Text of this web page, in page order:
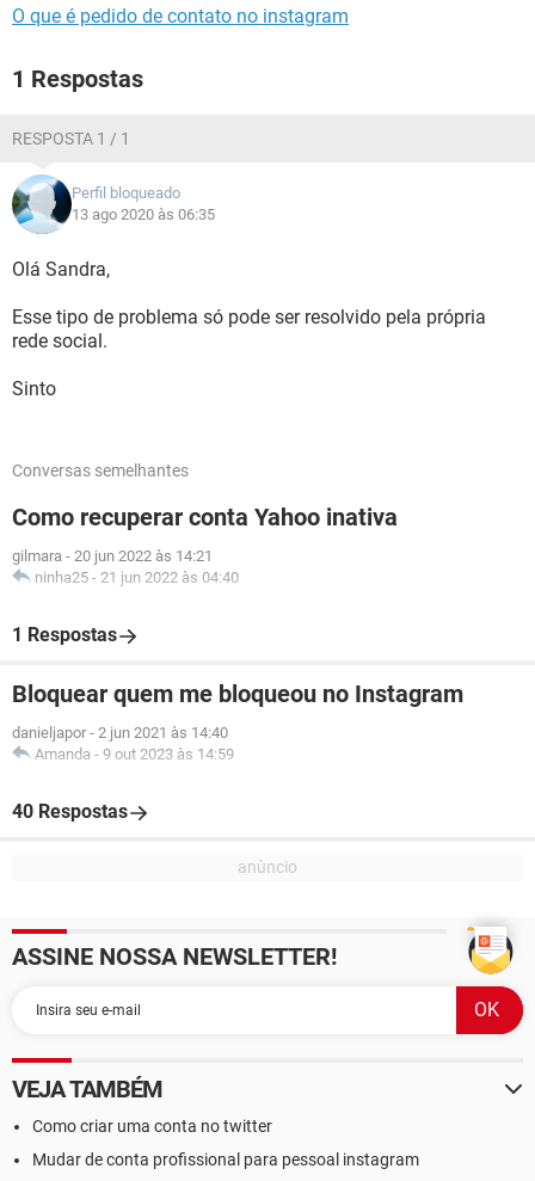
O que é pedido de contato no instagram
1 Respostas
RESPOSTA 1 / 1
Perfil bloqueado
13 ago 2020 às 06:35
Olá Sandra,
Esse tipo de problema só pode ser resolvido pela própria
rede social.
Sinto
Conversas semelhantes
Como recuperar conta Yahoo inativa
gilmara - 20 jun 2022 às 14:21
ninha25 - 21 jun 2022 às 04:40
1 Respostas
Bloquear quem me bloqueou no Instagram
danieljapor - 2 jun 2021 às 14:40
Amanda - 9 out 2023 às 14:59
40 Respostas
ASSINE NOSSA NEWSLETTER!
VEJA TAMBÉM
Como criar uma conta no twitter
Mudar de conta profissional para pessoal instagram